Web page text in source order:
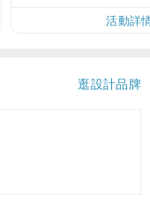
活動詳
逛設計品牌